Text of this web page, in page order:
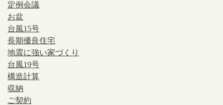
定例会議
お盆
台風15号
長期優良住宅
地震に強い家づくり
台風19号
構造計算
収納
ご契約